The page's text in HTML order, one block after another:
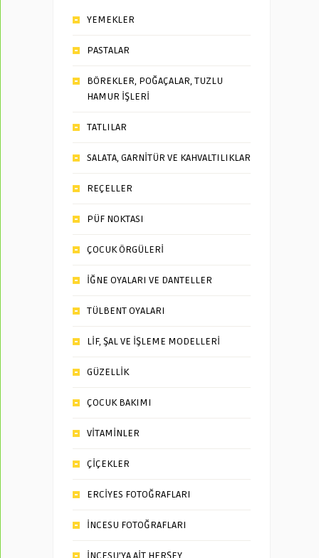
YEMEKLER
PASTALAR
BÖREKLER, POĞAÇALAR, TUZLU
HAMUR İŞLERİ
TATLILAR
SALATA, GARNİTÜR VE KAHVALTILIKLAR
REÇELLER
PÜF NOKTASI
ÇOCUK ÖRGÜLERİ
İĞNE OYALARI VE DANTELLER
TÜLBENT OYALARI
LİF, ŞAL VE İŞLEME MODELLERİ
GÜZELLİK
ÇOCUK BAKIMI
VİTAMİNLER
ÇİÇEKLER
ERCİYES FOTOĞRAFLARI
İNCESU FOTOĞRAFLARI
İNCESU’YA AİT HERŞEY